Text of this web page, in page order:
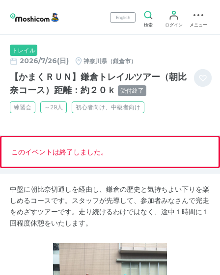
English
検索
ログイン メニュー
トレイル
2026/7/26(日) 神奈川県（鎌倉市）
【かまくＲＵＮ】鎌倉トレイルツアー（朝比
奈コース）距離：約２０ｋ
受付終了
練習会 ～29人 初心者向け、中級者向け
このイベントは終了しました。
中盤に朝比奈切通しを経由し、鎌倉の歴史と気持ちよい下りを楽
しめるコースです。スタッフが先導して、参加者みなさんで完走
をめざすツアーです。走り続けるわけではなく、途中１時間に１
回程度休憩をいたします。